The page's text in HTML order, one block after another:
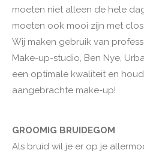
moeten niet alleen de hele
moeten ook mooi zijn met
Wij maken gebruik van
Make-up-studio, Ben Nye,
een optimale kwaliteit en
aangebrachte make-up!
GROOMIG BRUIDEGOM
Als bruid wil je er op je